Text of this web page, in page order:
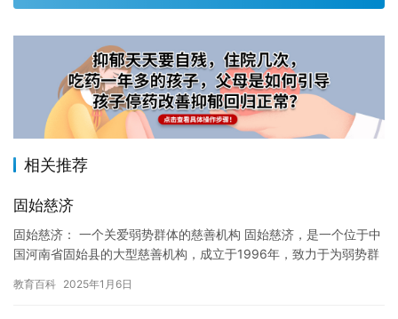
相关推荐
固始慈济
固始慈济： 一个关爱弱势群体的慈善机构 固始慈济，是一个位于中
国河南省固始县的大型慈善机构，成立于1996年，致力于为弱势群
教育百科 2025年1月6日